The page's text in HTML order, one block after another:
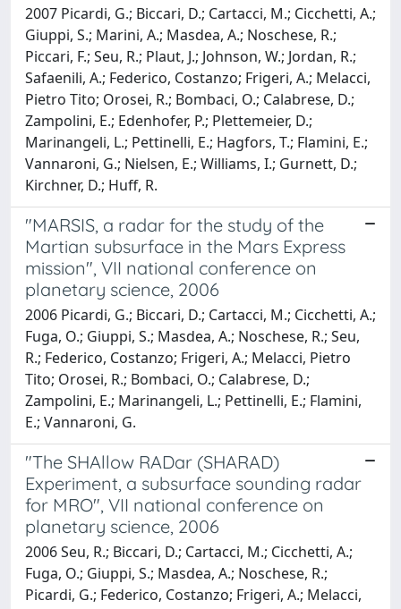
2007 Picardi, G.; Biccari, D.; Cartacci, M.; Cicchetti, A.;
Giuppi, S.; Marini, A.; Masdea, A.; Noschese, R.;
Piccari, F.; Seu, R.; Plaut, J.; Johnson, W.; Jordan, R.;
Safaenili, A.; Federico, Costanzo; Frigeri, A.; Melacci,
Pietro Tito; Orosei, R.; Bombaci, O.; Calabrese, D.;
Zampolini, E.; Edenhofer, P.; Plettemeier, D.;
Marinangeli, L.; Pettinelli, E.; Hagfors, T.; Flamini, E.;
Vannaroni, G.; Nielsen, E.; Williams, I.; Gurnett, D.;
Kirchner, D.; Huff, R.
"MARSIS, a radar for the study of the
Martian subsurface in the Mars Express
mission", VII national conference on
planetary science, 2006
2006 Picardi, G.; Biccari, D.; Cartacci, M.; Cicchetti, A.;
Fuga, O.; Giuppi, S.; Masdea, A.; Noschese, R.; Seu,
R.; Federico, Costanzo; Frigeri, A.; Melacci, Pietro
Tito; Orosei, R.; Bombaci, O.; Calabrese, D.;
Zampolini, E.; Marinangeli, L.; Pettinelli, E.; Flamini,
E.; Vannaroni, G.
"The SHAllow RADar (SHARAD)
Experiment, a subsurface sounding radar
for MRO", VII national conference on
planetary science, 2006
2006 Seu, R.; Biccari, D.; Cartacci, M.; Cicchetti, A.;
Fuga, O.; Giuppi, S.; Masdea, A.; Noschese, R.;
Picardi, G.; Federico, Costanzo; Frigeri, A.; Melacci,